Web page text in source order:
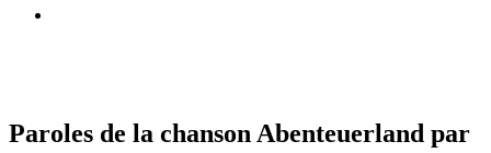
Paroles de la chanson Abenteuerland par